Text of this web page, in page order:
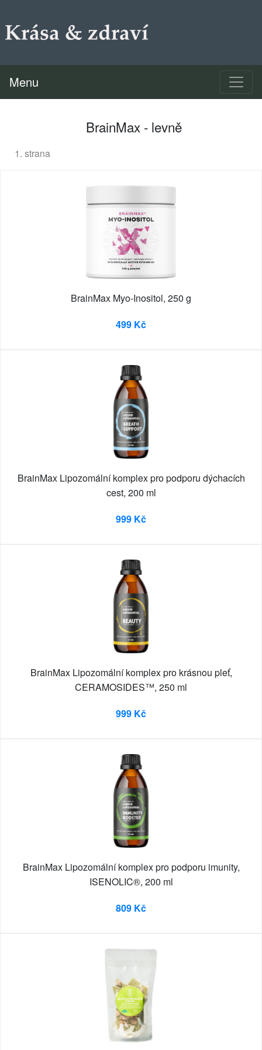
Menu
BrainMax - levně
1. strana
BrainMax Myo-Inositol, 250 g
499 Kč
BrainMax Lipozomální komplex pro podporu dýchacích
cest, 200 ml
999 Kč
BrainMax Lipozomální komplex pro krásnou pleť,
CERAMOSIDES™, 250 ml
999 Kč
BrainMax Lipozomální komplex pro podporu imunity,
ISENOLIC®, 200 ml
809 Kč